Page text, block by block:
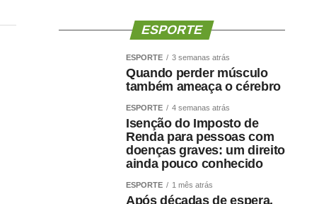
ESPORTE
ESPORTE 3 semanas atrás
Quando perder músculo
também ameaça o cérebro
ESPORTE 4 semanas atrás
Isenção do Imposto de
Renda para pessoas com
doenças graves: um direito
ainda pouco conhecido
ESPORTE 1 mês atrás
Após décadas de espera,